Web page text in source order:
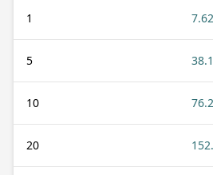
1 7.62
5 38.1
10
20